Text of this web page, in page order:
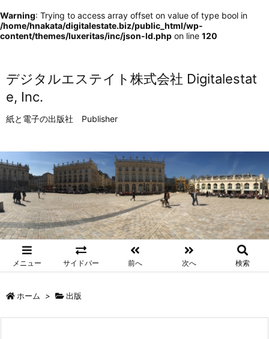
Warning: Trying to access array offset on value of type bool in
/home/hnakata/digitalestate.biz/public_html/wp-
content/themes/luxeritas/inc/json-ld.php on line 120
デジタルエステイト株式会社 Digitalestat
e, Inc.
紙と電子の出版社 Publisher
メニュー サイドバー 前へ 次へ 検索
ホーム > 出版